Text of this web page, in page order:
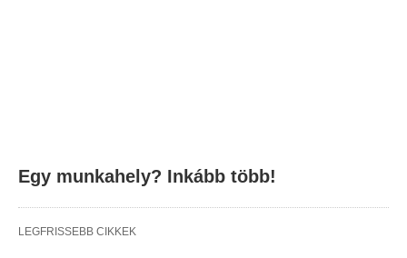
Egy munkahely? Inkább több!
LEGFRISSEBB CIKKEK